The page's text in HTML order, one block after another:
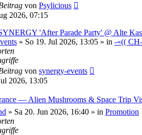
von Psylicious
2026, 07:15
'After Parade Party' @ Alte
» So 19. Jul 2026, 13:05 » in -«((
von synergy-events
2026, 13:05
— Alien Mushrooms & Space Trip
» Sa 20. Jun 2026, 16:40 » in Promotion